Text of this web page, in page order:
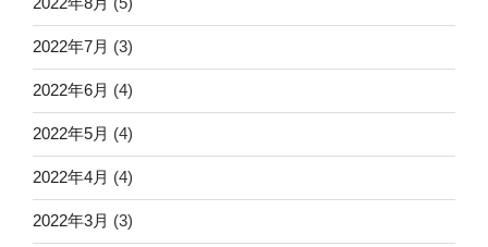
2022年7月 (3)
2022年6月 (4)
2022年5月 (4)
2022年4月 (4)
2022年3月 (3)